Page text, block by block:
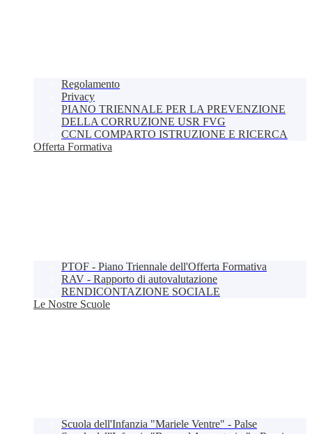
Regolamento
Privacy
PIANO TRIENNALE PER LA PREVENZIONE
DELLA CORRUZIONE USR FVG
CCNL COMPARTO ISTRUZIONE E RICERCA
Offerta Formativa
PTOF - Piano Triennale dell'Offerta Formativa
RAV - Rapporto di autovalutazione
RENDICONTAZIONE SOCIALE
Le Nostre Scuole
Scuola dell'Infanzia "Mariele Ventre" - Palse